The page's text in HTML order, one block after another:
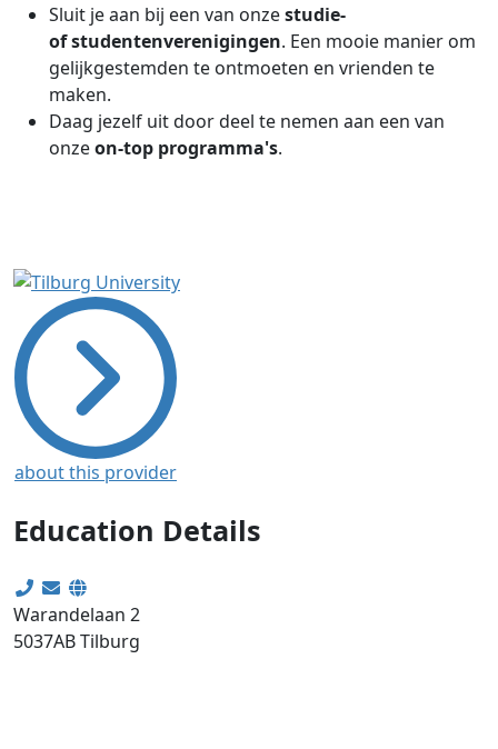
Sluit je aan bij een van onzestudie-
ofstudentenverenigingen. Een mooie manier om
gelijkgestemden te ontmoeten en vrienden te
maken.
Daag jezelf uit door deel te nemen aan een van
onzeon-top programma's.
about this provider
Education Details
Warandelaan 2
5037ABTilburg